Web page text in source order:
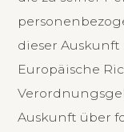
dieser
Europäische
Auskunft über